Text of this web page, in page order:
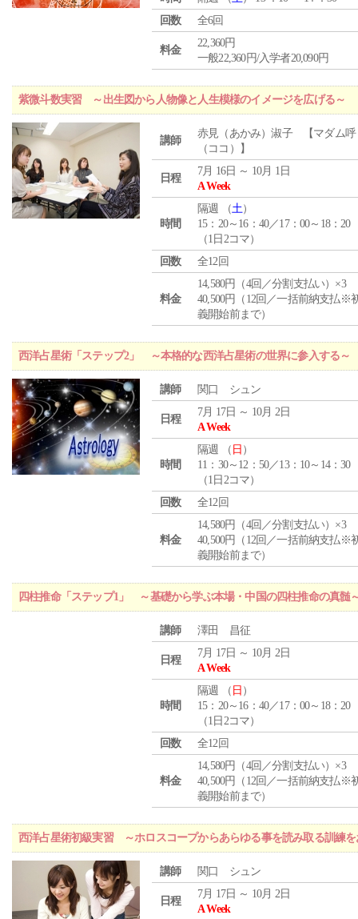
回数
全6回
料金
22,360円
一般22,360円/入学者20,090円
紫微斗数実習 ～出生図から人物像と人生模様のイメージを広げる～
講師
赤見（あかみ）淑子 【マダム呼
（ココ）】
日程
7月 16日 ～ 10月 1日
A Week
時間
隔週 （土）
15：20～16：40／17：00～18：20
（1日2コマ）
回数
全12回
料金
14,580円（4回／分割支払い）×3
40,500円（12回／一括前納支払※
義開始前まで）
西洋占星術「ステップ2」 ～本格的な西洋占星術の世界に参入する～
講師 関口 シュン
日程
7月 17日 ～ 10月 2日
A Week
時間
隔週 （ 日 ）
11：30～12：50／13：10～14：30
（1日2コマ）
回数
全12回
料金
14,580円（4回／分割支払い）×3
40,500円（12回／一括前納支払※
義開始前まで）
四柱推命「ステップ1」 ～基礎から学ぶ本場・中国の四柱推命の真髄
講師 澤田 昌征
日程
7月 17日 ～ 10月 2日
A Week
時間
隔週 （ 日 ）
15：20～16：40／17：00～18：20
（1日2コマ）
回数
全12回
料金
14,580円（4回／分割支払い）×3
40,500円（12回／一括前納支払※
義開始前まで）
西洋占星術初級実習 ～ホロスコープからあらゆる事を読み取る訓練を
講師 関口 シュン
日程
7月 17日 ～ 10月 2日
A Week